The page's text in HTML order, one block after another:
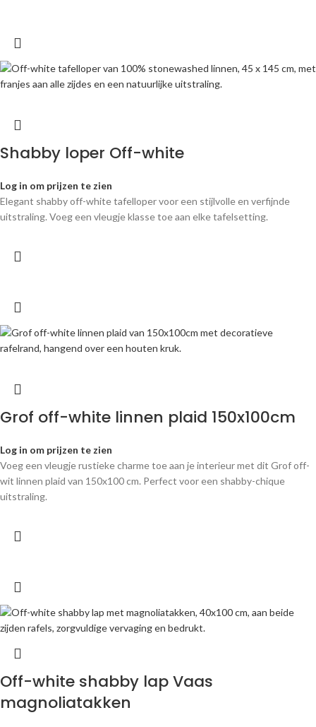
Shabby loper Off-white
Log in om prijzen te zien
Elegant shabby off-white tafelloper voor een stijlvolle en verfijnde
uitstraling. Voeg een vleugje klasse toe aan elke tafelsetting.
Grof off-white linnen plaid 150x100cm
Log in om prijzen te zien
Voeg een vleugje rustieke charme toe aan je interieur met dit Grof off-
wit linnen plaid van 150x100 cm. Perfect voor een shabby-chique
uitstraling.
Off-white shabby lap Vaas
magnoliatakken